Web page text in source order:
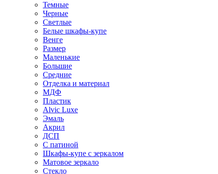
Темные
Черные
Светлые
Белые шкафы-купе
Венге
Размер
Маленькие
Большие
Средние
Отделка и материал
МДФ
Пластик
Alvic Luxe
Эмаль
Акрил
ДСП
С патиной
Шкафы-купе с зеркалом
Матовое зеркало
Стекло